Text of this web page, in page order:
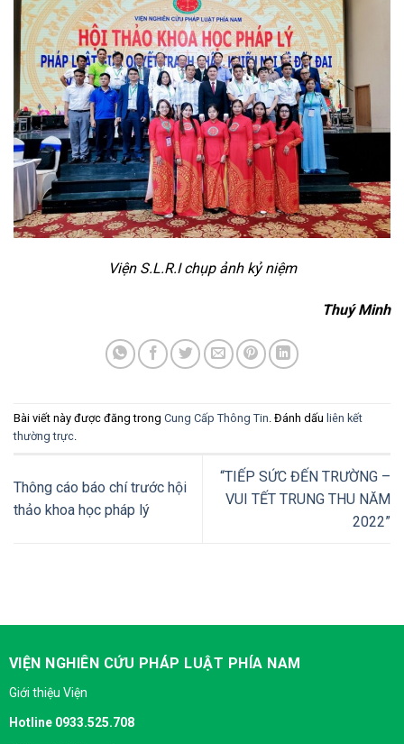
Viện S.L.R.I chụp ảnh kỷ niệm
Thuý Minh
Bài viết này được đăng trong Cung Cấp Thông Tin . Đánh dấu liên kết
thường trực
Thông cáo báo chí trước hội
thảo khoa học pháp lý
“TIẾP SỨC ĐẾN TRƯỜNG –
VUI TẾT TRUNG THU NĂM
2022”
VIỆN NGHIÊN CỨU PHÁP LUẬT PHÍA NAM
Giới thiệu Viện
Hotline 0933.525.708